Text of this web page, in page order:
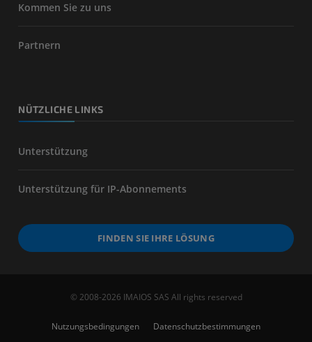
Kommen Sie zu uns
Partnern
NÜTZLICHE LINKS
Unterstützung
Unterstützung für IP-Abonnements
FINDEN SIE IHRE LÖSUNG
© 2008-2026 IMAIOS SAS All rights reserved
Nutzungsbedingungen Datenschutzbestimmungen